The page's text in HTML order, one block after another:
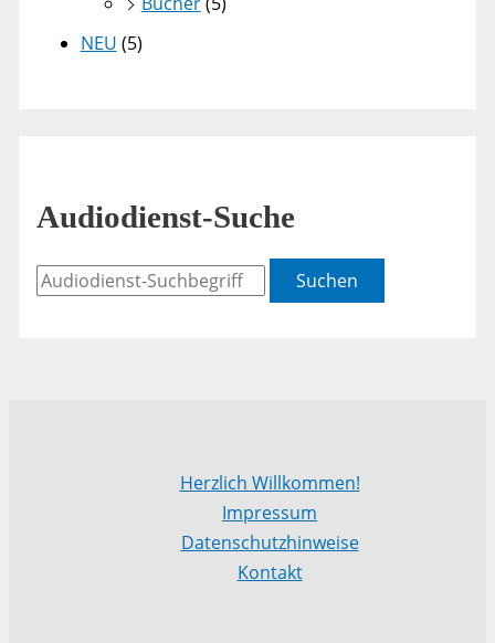
NEU (5)
Audiodienst-Suche
Suchen
Herzlich Willkommen!
Impressum
Datenschutzhinweise
Kontakt